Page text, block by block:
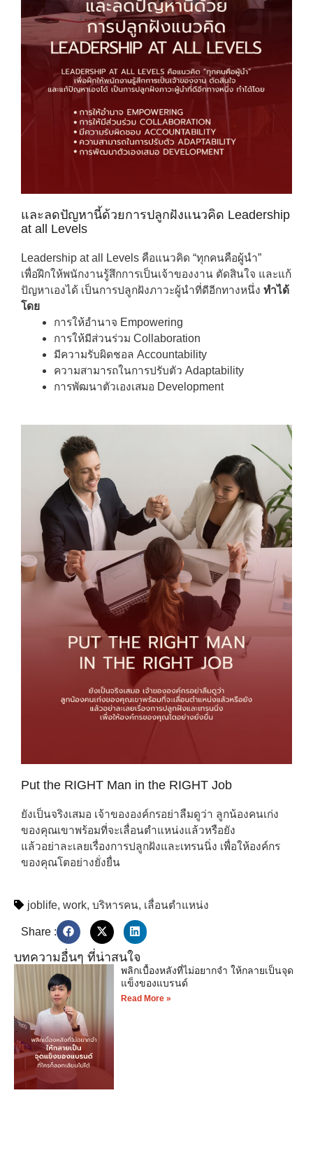
และลดปัญหานี้ด้วยการปลูกฝังแนวคิด Leadership
at all Levels
Leadership at all Levels คือแนวคิด “ทุกคนคือผู้นำ”
เพื่อฝึกให้พนักงานรู้สึกการเป็นเจ้าของงาน ตัดสินใจ และแก้
ปัญหาเองได้ เป็นการปลูกฝังภาวะผู้นำที่ดีอีกทางหนึ่ง ทำได้
โดย
การให้อำนาจ Empowering
การให้มีส่วนร่วม Collaboration
มีความรับผิดชอล Accountability
ความสามารถในการปรับตัว Adaptability
การพัฒนาตัวเองเสมอ Development
Put the RIGHT Man in the RIGHT Job
ยังเป็นจริงเสมอ เจ้าขององค์กรอย่าลืมดูว่า ลูกน้องคนเก่ง
ของคุณเขาพร้อมที่จะเลื่อนตำแหน่งแล้วหรือยัง
แล้วอย่าละเลยเรื่องการปลูกฝังและเทรนนิ่ง เพื่อให้องค์กร
ของคุณโตอย่างยั่งยื่น
joblife, work, บริหารคน, เลื่อนตำแหน่ง
Share :
บทความอื่นๆ ที่น่าสนใจ
พลิกเบื้องหลังที่ไม่อยากจำ ให้กลายเป็นจุด
แข็งของแบรนด์
Read More »